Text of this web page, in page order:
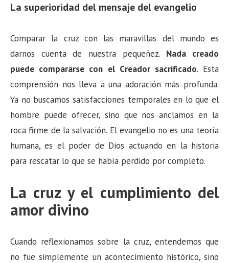
La superioridad del mensaje del evangelio
Comparar la cruz con las maravillas del mundo es
darnos cuenta de nuestra pequeñez. Nada creado
puede compararse con el Creador sacrificado. Esta
comprensión nos lleva a una adoración más profunda.
Ya no buscamos satisfacciones temporales en lo que el
hombre puede ofrecer, sino que nos anclamos en la
roca firme de la salvación. El evangelio no es una teoría
humana, es el poder de Dios actuando en la historia
para rescatar lo que se había perdido por completo.
La cruz y el cumplimiento del
amor divino
Cuando reflexionamos sobre la cruz, entendemos que
no fue simplemente un acontecimiento histórico, sino